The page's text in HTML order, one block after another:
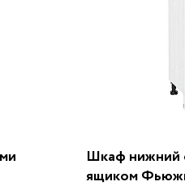
Шкаф нижний
ящиком